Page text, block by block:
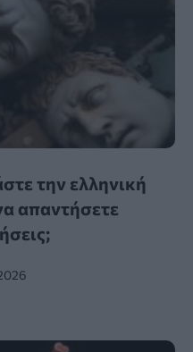
την ελληνική
απαντήσετε